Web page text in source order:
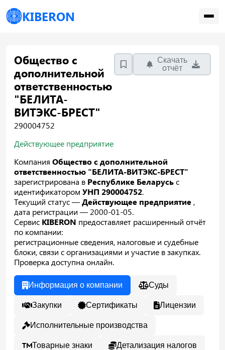
KIBERON
Общество с
дополнительной
ответственностью
"БЕЛИТА-
ВИТЭКС-БРЕСТ"
290004752
Скачать
отчёт
Действующее предприятие
Компания Общество с дополнительной
ответственностью "БЕЛИТА-ВИТЭКС-БРЕСТ"
зарегистрирована в Республике Беларусьс
идентификатором УНП 290004752.
Текущий статус —Действующее предприятие ,
дата регистрации — 2000-01-05.
Сервис KIBERON предоставляет расширенный отчёт
по компании:
регистрационные сведения, налоговые и судебные
блоки, связи с организациями и участие в закупках.
Проверка доступна онлайн.
Информация о компании Суды
Закупки Сертификаты Лицензии
Исполнительные производства
Товарные знаки Детализация налогов